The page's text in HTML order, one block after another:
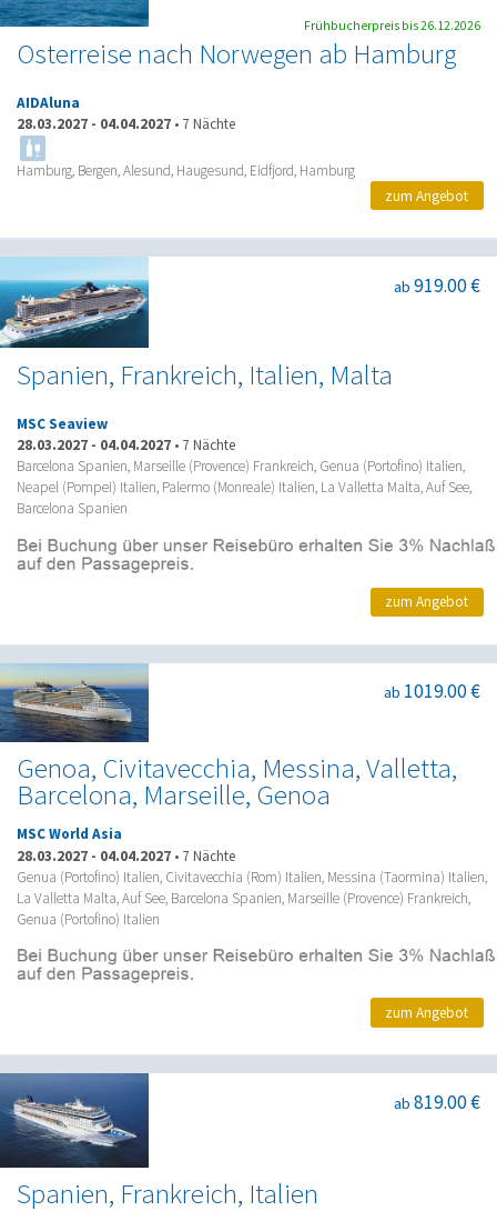
Osterreise nach Norwegen ab Hamburg
AIDAluna
28.03.2027 - 04.04.2027 • 7 Nächte
Hamburg, Bergen, Alesund, Haugesund, Eidfjord, Hamburg
Frühbucherpreis bis 26.12.2026
zum Angebot
Spanien, Frankreich, Italien, Malta
ab 919.00 €
MSC Seaview
28.03.2027 - 04.04.2027 • 7 Nächte
Barcelona Spanien, Marseille (Provence) Frankreich, Genua (Portofino) Italien,
Neapel (Pompei) Italien, Palermo (Monreale) Italien, La Valletta Malta, Auf See,
Barcelona Spanien
zum Angebot
Genoa, Civitavecchia, Messina, Valletta,
Barcelona, Marseille, Genoa
ab 1019.00 €
MSC World Asia
28.03.2027 - 04.04.2027 • 7 Nächte
Genua (Portofino) Italien, Civitavecchia (Rom) Italien, Messina (Taormina) Italien,
La Valletta Malta, Auf See, Barcelona Spanien, Marseille (Provence) Frankreich,
Genua (Portofino) Italien
zum Angebot
Spanien, Frankreich, Italien
ab 819.00 €